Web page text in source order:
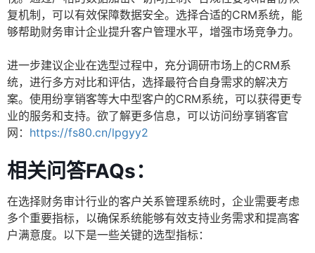
复机制，可以有效保障数据安全。选择合适的CRM系统，能
够帮助财务审计企业提升客户管理水平，增强市场竞争力。
进一步建议企业在选型过程中，充分调研市场上的CRM系
统，进行多方对比和评估，选择最符合自身需求的解决方
案。使用纷享销客等大中型客户的CRM系统，可以获得更专
业的服务和支持。欲了解更多信息，可以访问纷享销客官
网： https://fs80.cn/lpgyy2
相关问答FAQs：
在选择财务审计行业的客户关系管理系统时，企业需要考虑
多个重要指标，以确保系统能够有效支持业务需求和提高客
户满意度。以下是一些关键的选型指标：